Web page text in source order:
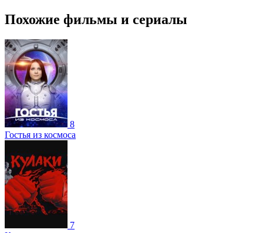
Похожие фильмы и сериалы
8
Гостья из космоса
7